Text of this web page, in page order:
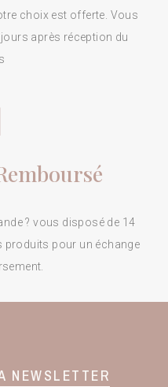
choix est offerte. Vous
après réception du
? vous disposé de 14
pour un échange
NEWSLETTER